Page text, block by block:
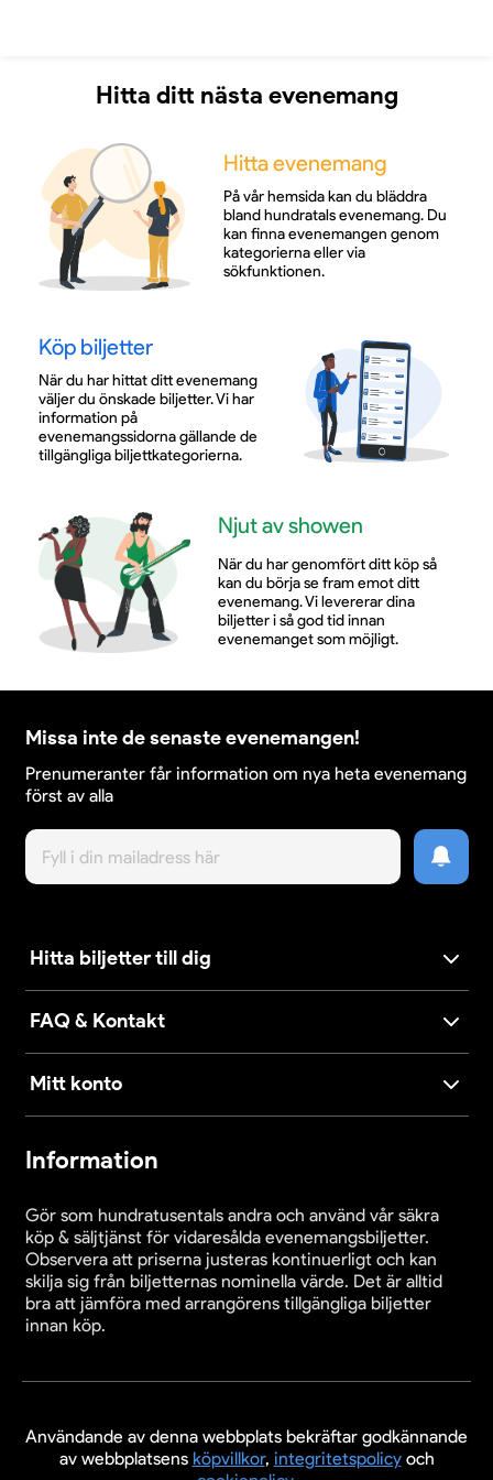
Hitta ditt nästa evenemang
Hitta evenemang
På vår hemsida kan du bläddra
bland hundratals evenemang. Du
kan finna evenemangen genom
kategorierna eller via
sökfunktionen.
Köp biljetter
När du har hittat ditt evenemang
väljer du önskade biljetter. Vi har
information på
evenemangssidorna gällande de
tillgängliga biljettkategorierna.
Njut av showen
När du har genomfört ditt köp så
kan du börja se fram emot ditt
evenemang. Vi levererar dina
biljetter i så god tid innan
evenemanget som möjligt.
Missa inte de senaste evenemangen!
Prenumeranter får information om nya heta evenemang
först av alla
Hitta biljetter till dig
FAQ & Kontakt
Mitt konto
Information
Gör som hundratusentals andra och använd vår säkra
köp & säljtjänst för vidaresålda evenemangsbiljetter.
Observera att priserna justeras kontinuerligt och kan
skilja sig från biljetternas nominella värde. Det är alltid
bra att jämföra med arrangörens tillgängliga biljetter
innan köp.
Användande av denna webbplats bekräftar godkännande
av webbplatsens köpvillkor, integritetspolicyoch